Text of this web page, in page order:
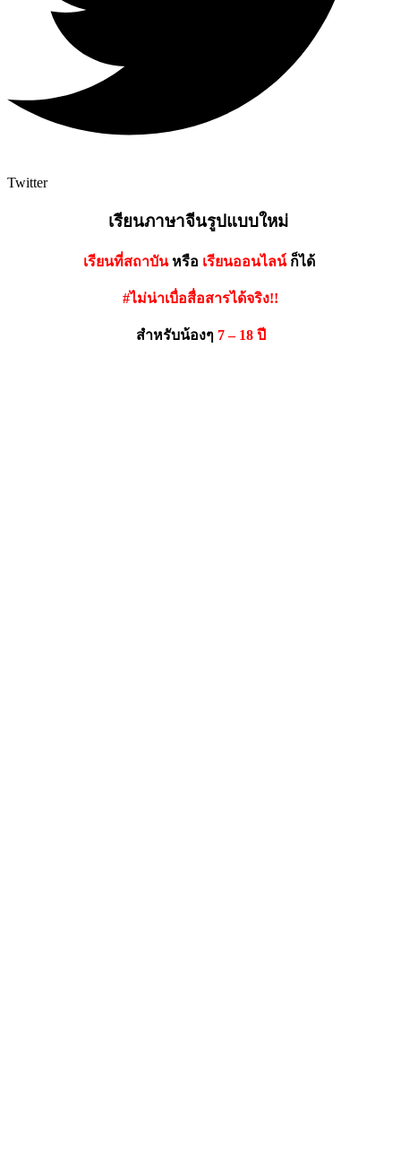
Twitter
เรียนภาษาจีนรูปแบบใหม่
เรียนที่สถาบันหรือ เรียนออนไลน์ก็ได้
#ไม่น่าเบื่อสื่อสารได้จริง!!
สำหรับน้องๆ 7 – 18 ปี